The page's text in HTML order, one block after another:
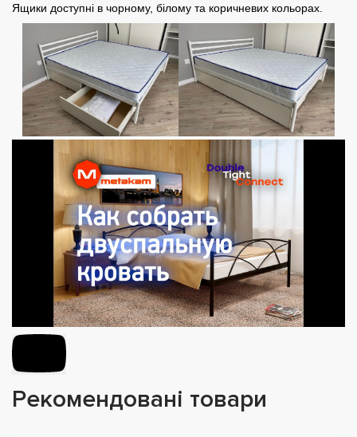
Ящики доступні в чорному, білому та коричневих кольорах.
Рекомендовані товари